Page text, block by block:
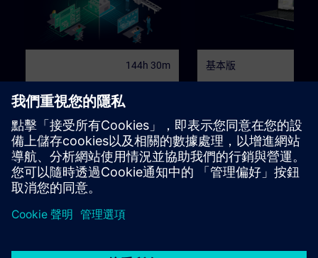
144h 30m
SIMATIC basée sur le TIA
Parcours d’apprentissage pour les
programmeurs, ingénieurs de mise
en service et planificateurs de
projet
學習路徑
基本版
Portal
Parcours de formation pour
programmeurs, ingénieurs,
techniciens de mise en
personnel de maintenance
學習路徑